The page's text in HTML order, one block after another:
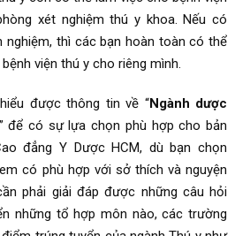
xét nghiệm thú y khoa. Nếu có
nghiệm, thì các bạn hoàn toàn có thể
viện thú y cho riêng mình.
được thông tin về “Ngành dược
để có sự lựa chọn phù hợp cho bản
đẳng Y Dược HCM, dù bạn chọn
có phù hợp với sở thích và nguyện
phải giải đáp được những câu hỏi
những tổ hợp môn nào, các trường